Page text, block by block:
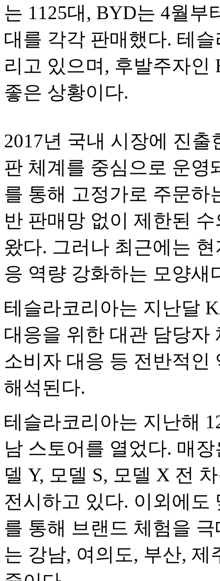
는 1125대, BYD는 4월부
대를 각각 판매했다. 테
리고 있으며, 후발주자
좋은 상황이다.
2017년 국내 시장에 진
판 체계를 중심으로 운영
를 통해 고정가로 주문하
반 판매망 없이 제한된
왔다. 그러나 최근에는
응 역량 강화하는 모양새
테슬라코리아는 지난달
대응을 위한 대관 담당자
소비자 대응 등 전반적
해석된다.
테슬라코리아는 지난해
남 스토어를 열었다. 매
델 Y, 모델 S, 모델 X 전
전시하고 있다. 이외에도
를 통해 브랜드 체험을
는 강남, 여의도, 부산,